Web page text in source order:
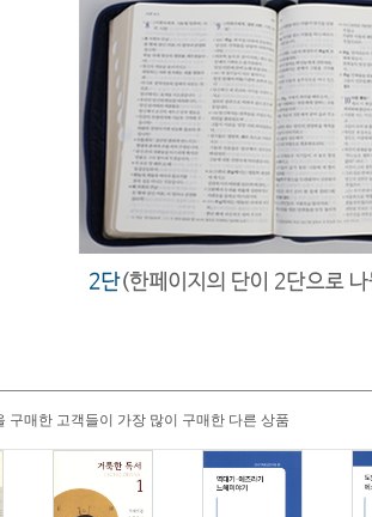
구매한 고객들이 가장 많이 구매한 다른 상품